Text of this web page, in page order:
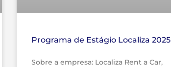
Programa de Estágio Localiza 2025
Sobre a empresa: Localiza Rent a Car,